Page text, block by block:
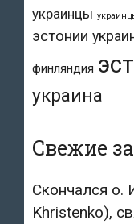
украинцы
эстонии
финляндия
украина
Свежие
Скончался о.
Khristenko),